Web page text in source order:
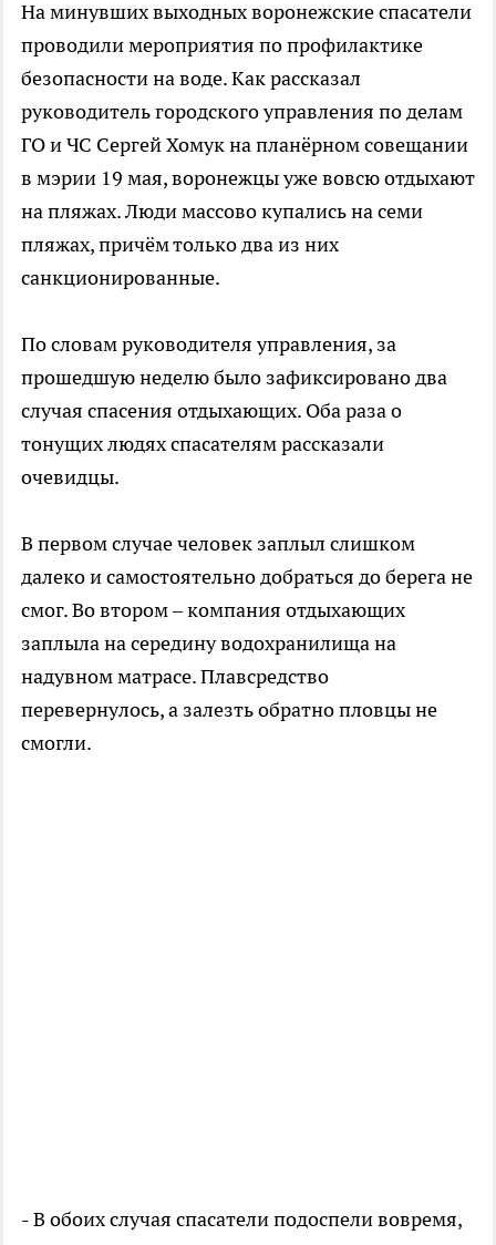
На минувших выходных воронежские спасатели
проводили мероприятия по профилактике
безопасности на воде. Как рассказал
руководитель городского управления по делам
ГО и ЧС Сергей Хомук на планёрном совещании
в мэрии 19 мая, воронежцы уже вовсю отдыхают
на пляжах. Люди массово купались на семи
пляжах, причём только два из них
санкционированные.
По словам руководителя управления, за
прошедшую неделю было зафиксировано два
случая спасения отдыхающих. Оба раза о
тонущих людях спасателям рассказали
очевидцы.
В первом случае человек заплыл слишком
далеко и самостоятельно добраться до берега не
смог. Во втором – компания отдыхающих
заплыла на середину водохранилища на
надувном матрасе. Плавсредство
перевернулось, а залезть обратно пловцы не
смогли.
- В обоих случая спасатели подоспели вовремя,